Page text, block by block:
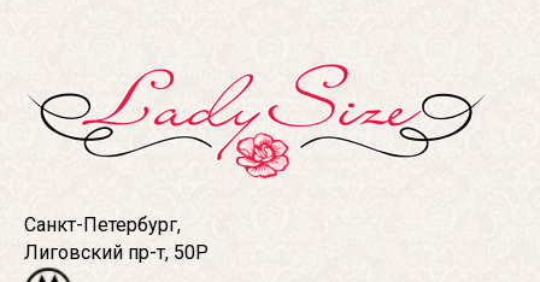
Санкт-Петербург,
Лиговский пр-т, 50Р